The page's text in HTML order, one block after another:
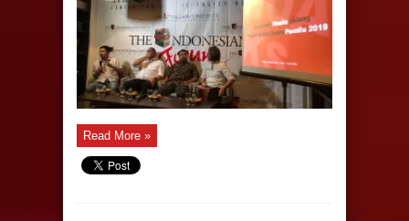
Read More »